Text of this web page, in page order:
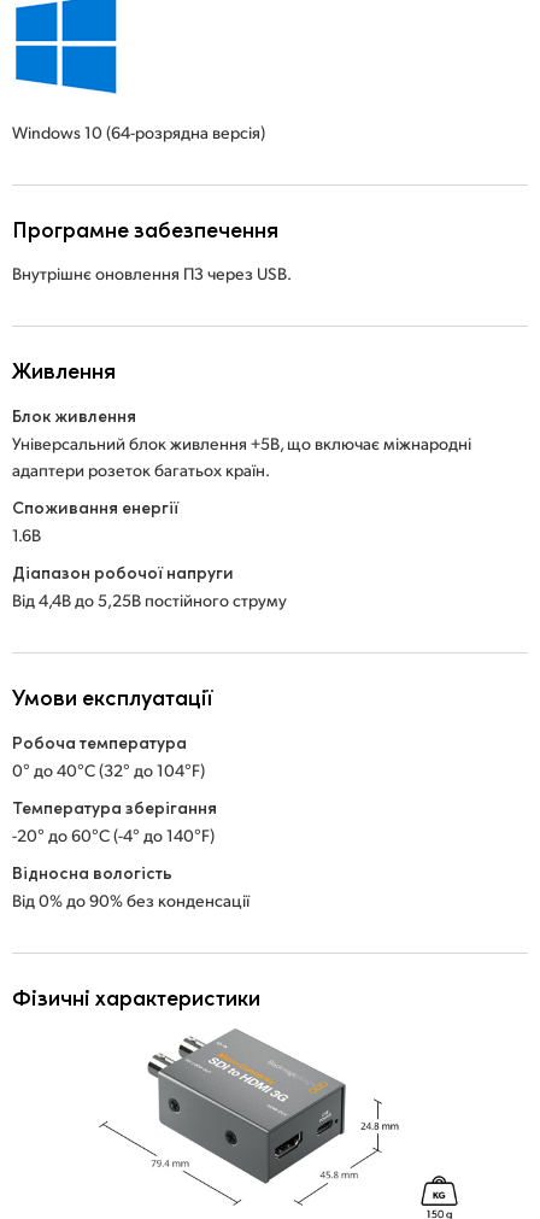
Windows 10 (64-розрядна версія)
Програмне забезпечення
Внутрішнє оновлення ПЗ через USB.
Живлення
Блок живлення
Універсальний блок живлення +5В, що включає міжнародні
адаптери розеток багатьох країн.
Споживання енергії
1.6В
Діапазон робочої напруги
Від 4,4В до 5,25В постійного струму
Умови експлуатації
Робоча температура
0° до 40°C (32° до 104°F)
Температура зберігання
-20° до 60°C (-4° до 140°F)
Відносна вологість
Від 0% до 90% без конденсації
Фізичні характеристики